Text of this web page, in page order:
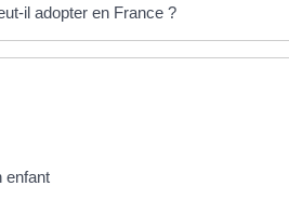
il adopter en France ?
enfant